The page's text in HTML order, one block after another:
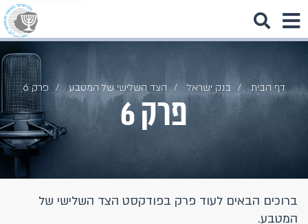
דף הבית בנק ישראל הצד השלישי של המטבע פרק 6
פרק 6
ברוכים הבאים לעוד פרק בפודקסט הצד השלישי של
המטבע.